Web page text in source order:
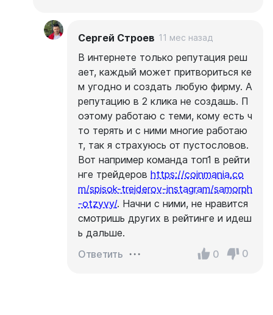
Сергей Строев 11 мес назад
В интернете только репутация реш
ает, каждый может притвориться ке
м угодно и создать любую фирму. А
репутацию в 2 клика не создашь. П
оэтому работаю с теми, кому есть ч
то терять и с ними многие работаю
т, так я страхуюсь от пустословов.
Вот например команда топ1 в рейти
нге трейдеров https://coinmania.co
m/spisok-trejderov-instagram/samorph
-otzyvy/. Начни с ними, не нравится
смотришь других в рейтинге и идеш
ь дальше.
Ответить
0 0